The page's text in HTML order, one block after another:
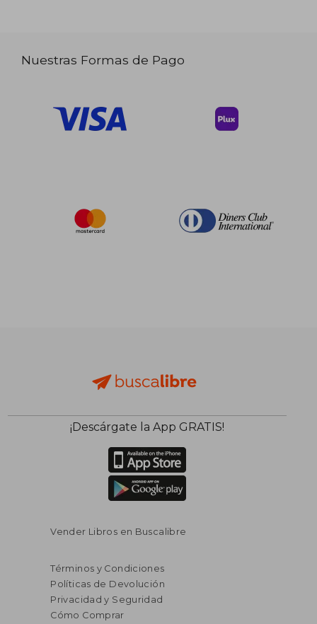
Nuestras Formas de Pago
¡Descárgate la App GRATIS!
Vender Libros en Buscalibre
Términos y Condiciones
Políticas de Devolución
Privacidad y Seguridad
Cómo Comprar